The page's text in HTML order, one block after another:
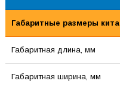
Габаритные размеры
Габаритная длина, мм
Габаритная ширина, мм